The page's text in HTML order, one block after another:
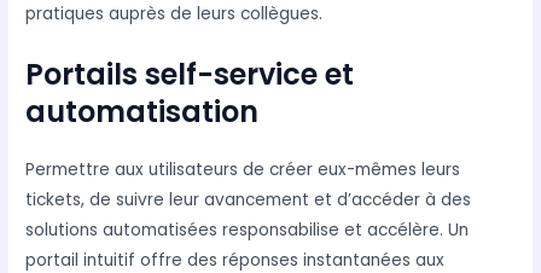
pratiques auprès de leurs collègues.
Portails self-service et
automatisation
Permettre aux utilisateurs de créer eux-mêmes leurs
tickets, de suivre leur avancement et d’accéder à des
solutions automatisées responsabilise et accélère. Un
portail intuitif offre des réponses instantanées aux